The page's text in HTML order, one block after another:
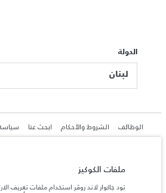
الدولة
لبنان
الوظائف الشروط والأحكام ابحث عنا
جاكوار لاند روڨر المحدودة: 2026
ملفات الكوكيز
تود جاكوار لاند روڤر استخدام ملفات تعريف